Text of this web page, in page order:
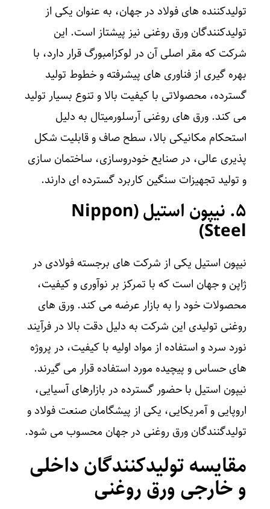
تولیدکننده های فولاد در جهان، به عنوان یکی از
تولیدکنندگان ورق‌ روغنی نیز پیشتاز است. این
شرکت که مقر اصلی آن در لوکزامبورگ قرار دارد، با
بهره‌ گیری از فناوری‌ های پیشرفته و خطوط تولید
گسترده، محصولاتی با کیفیت بالا و تنوع بسیار تولید
می‌ کند. ورق‌ های روغنی آرسلورمیتال به دلیل
استحکام مکانیکی بالا، سطح صاف و قابلیت شکل‌
پذیری عالی، در صنایع خودروسازی، ساختمان‌ سازی
و تولید تجهیزات سنگین کاربرد گسترده‌ ای دارند.
۵. نیپون استیل ( Nippon
Steel
)
نیپون استیل یکی از شرکت‌ های برجسته فولادی در
ژاپن و جهان است که با تمرکز بر نوآوری و کیفیت،
محصولات خود را به بازار عرضه می‌ کند. ورق‌ های
روغنی تولیدی این شرکت به دلیل دقت بالا در فرآیند
نورد سرد و استفاده از مواد اولیه با کیفیت، در پروژه‌
های حساس و پیچیده مورد استفاده قرار می‌ گیرند.
نیپون استیل با حضور گسترده در بازارهای آسیایی،
اروپایی و آمریکایی، یکی از پیشگامان صنعت فولاد و
تولیدگنندگان ورق روغنی در جهان محسوب می‌ شود.
مقایسه تولیدکنندگان داخلی
و خارجی ورق روغنی